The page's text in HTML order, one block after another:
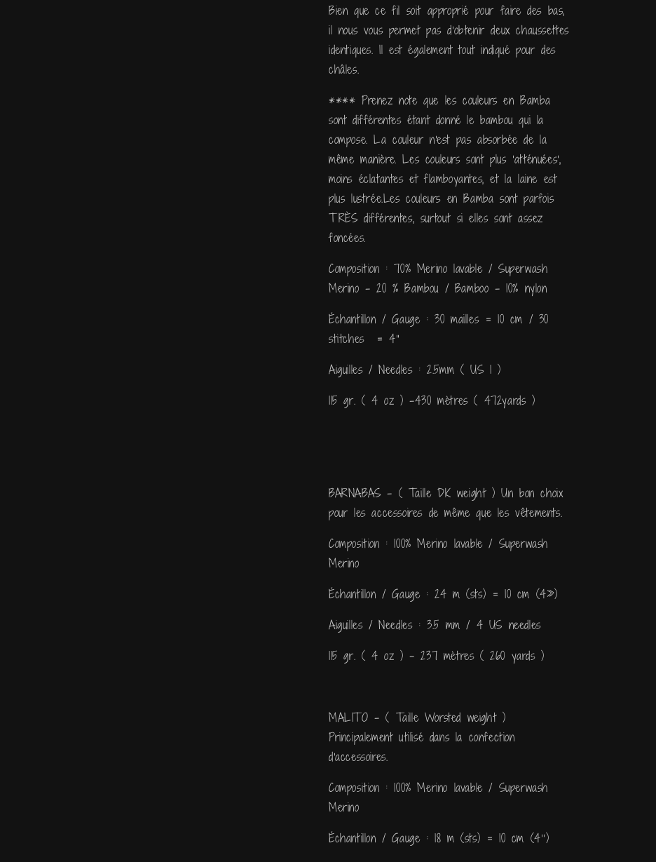
Bien que ce fil soit approprié pour faire des bas,
il nous vous permet pas d'obtenir deux chaussettes
identiques. Il est également tout indiqué pour des
châles.
**** Prenez note que les couleurs en Bamba
sont différentes étant donné le bambou qui la
compose. La couleur n'est pas absorbée de la
même manière. Les couleurs sont plus 'atténuées',
moins éclatantes et flamboyantes, et la laine est
plus lustrée.Les couleurs en Bamba sont parfois
TRÈS différentes, surtout si elles sont assez
foncées.
Composition : 70% Merino lavable / Superwash
Merino - 20 % Bambou / Bamboo - 10% nylon
Échantillon / Gauge : 30 mailles = 10 cm / 30
stitches = 4''
Aiguilles / Needles : 2.5mm ( US 1 )
115 gr. ( 4 oz ) -430 mètres ( 472yards )
BARNABAS - ( Taille DK weight ) Un bon choix
pour les accessoires de même que les vêtements.
Composition : 100% Merino lavable / Superwash
Merino
Échantillon / Gauge : 24 m (sts) = 10 cm (4»)
Aiguilles / Needles : 3.5 mm / 4 US needles
115 gr. ( 4 oz ) - 237 mètres ( 260 yards )
MALITO - ( Taille Worsted weight )
Principalement utilisé dans la confection
d'accessoires.
Composition : 100% Merino lavable / Superwash
Merino
Échantillon / Gauge : 18 m (sts) = 10 cm (4’’)